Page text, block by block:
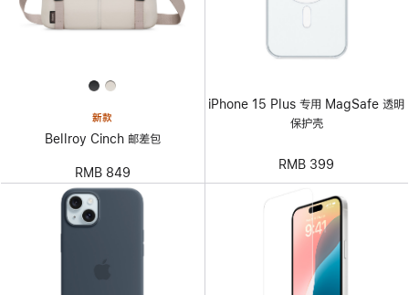
新款
Bellroy Cinch 邮差包
RMB 849
iPhone 15 Plus 专用 MagSafe 透明
保护壳
RMB 399